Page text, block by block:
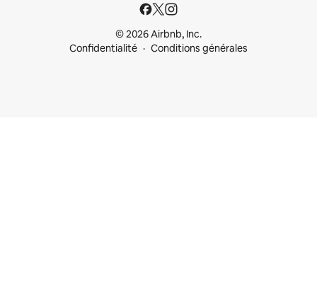
© 2026 Airbnb, Inc.
Confidentialité
Conditions générales